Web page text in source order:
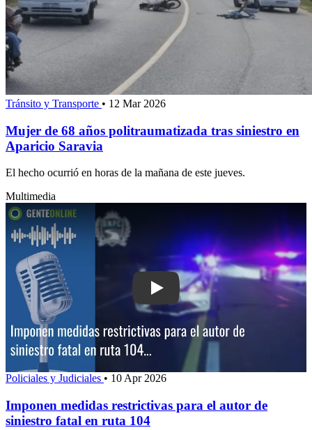
Tránsito y Transporte • 12 Mar 2026
Mujer de 68 años politraumatizada tras siniestro en
Aparicio Saravia
El hecho ocurrió en horas de la mañana de este jueves.
Multimedia
Play: Imponen medidas restrictivas
Policiales y Judiciales • 10 Apr 2026
Imponen medidas restrictivas para el autor de
siniestro fatal en ruta 104